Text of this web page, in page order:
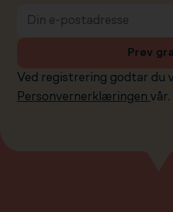
Ved registrering godtar du
Personvernerklæringen vår.
Prøv